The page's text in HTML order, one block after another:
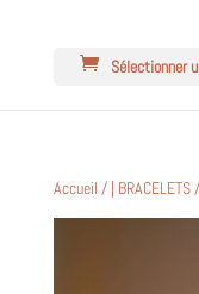
Sélectionner
Accueil / | BRACELETS/